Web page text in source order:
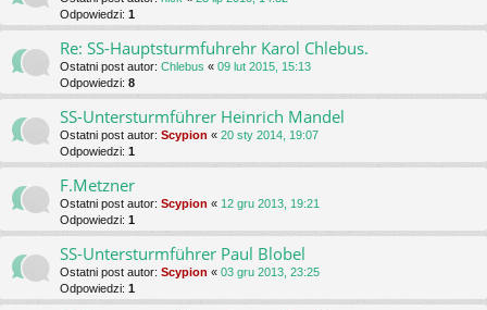
Odpowiedzi: 1
Re: SS-Hauptsturmfuhrehr Karol Chlebus.
Ostatni post autor: Chlebus « 09 lut 2015, 15:13
Odpowiedzi: 8
SS-Untersturmführer Heinrich Mandel
Ostatni post autor: Scypion « 20 sty 2014, 19:07
Odpowiedzi: 1
F.Metzner
Ostatni post autor: Scypion « 12 gru 2013, 19:21
Odpowiedzi: 1
SS-Untersturmführer Paul Blobel
Ostatni post autor: Scypion « 03 gru 2013, 23:25
Odpowiedzi: 1